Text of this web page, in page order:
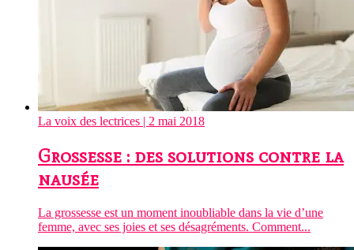
La voix des lectrices | 2 mai 2018
Grossesse : des solutions contre la
nausée
La grossesse est un moment inoubliable dans la vie d’une
femme, avec ses joies et ses désagréments. Comment...